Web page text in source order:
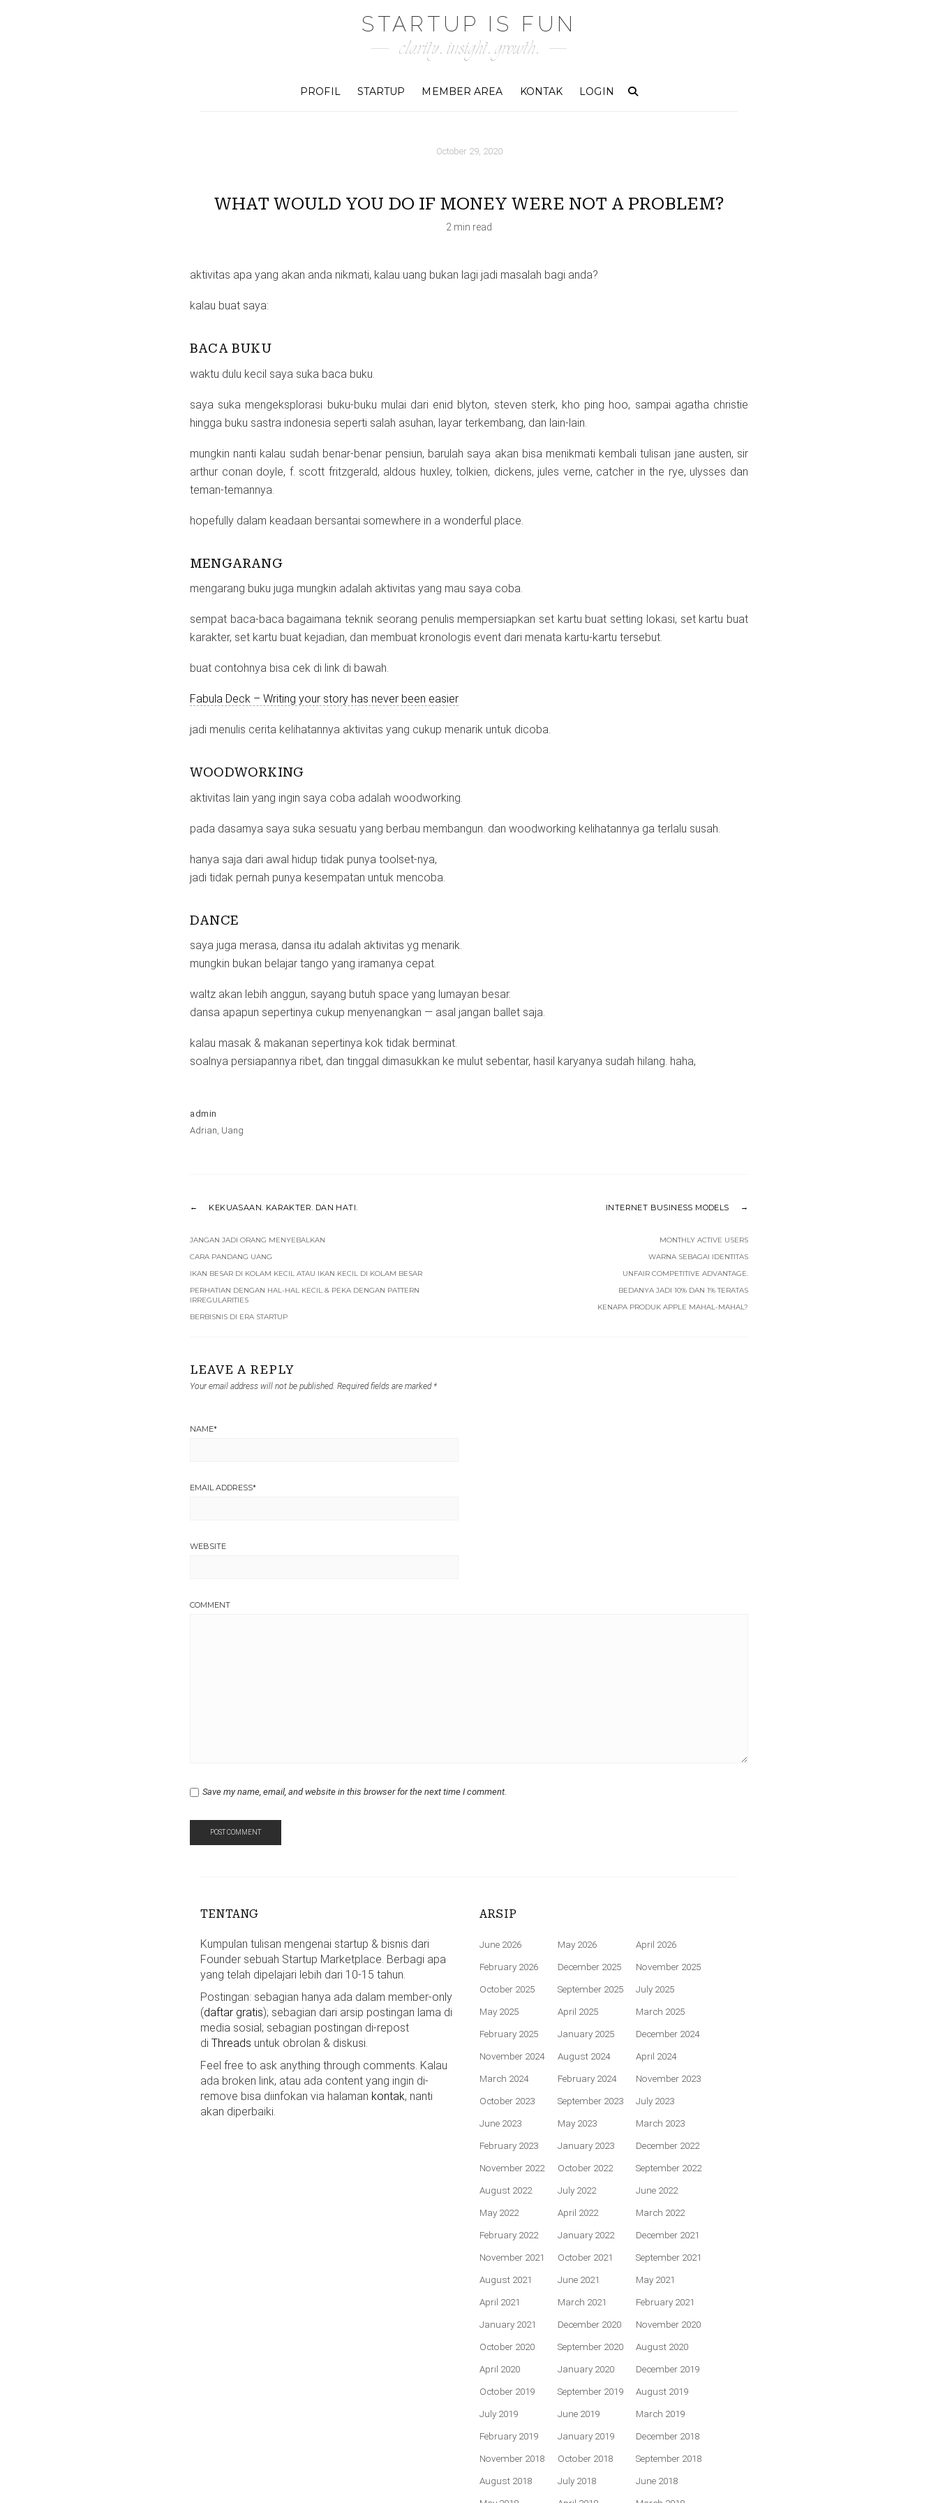
STARTUP IS FUN
clarity. insight. growth.
PROFIL STARTUP MEMBER AREA KONTAK LOGIN
October 29, 2020
WHAT WOULD YOU DO IF MONEY WERE NOT A PROBLEM?
2 min read
aktivitas apa yang akan anda nikmati, kalau uang bukan lagi jadi masalah bagi anda?
kalau buat saya:
BACA BUKU
waktu dulu kecil saya suka baca buku.
saya suka mengeksplorasi buku-buku mulai dari enid blyton, steven sterk, kho ping hoo, sampai agatha christie
hingga buku sastra indonesia seperti salah asuhan, layar terkembang, dan lain-lain.
mungkin nanti kalau sudah benar-benar pensiun, barulah saya akan bisa menikmati kembali tulisan jane austen, sir
arthur conan doyle, f. scott fritzgerald, aldous huxley, tolkien, dickens, jules verne, catcher in the rye, ulysses dan
teman-temannya.
hopefully dalam keadaan bersantai somewhere in a wonderful place.
MENGARANG
mengarang buku juga mungkin adalah aktivitas yang mau saya coba.
sempat baca-baca bagaimana teknik seorang penulis mempersiapkan set kartu buat setting lokasi, set kartu buat
karakter, set kartu buat kejadian, dan membuat kronologis event dari menata kartu-kartu tersebut.
buat contohnya bisa cek di link di bawah.
Fabula Deck – Writing your story has never been easier
jadi menulis cerita kelihatannya aktivitas yang cukup menarik untuk dicoba.
WOODWORKING
aktivitas lain yang ingin saya coba adalah woodworking.
pada dasamya saya suka sesuatu yang berbau membangun. dan woodworking kelihatannya ga terlalu susah.
hanya saja dari awal hidup tidak punya toolset-nya,
jadi tidak pernah punya kesempatan untuk mencoba.
DANCE
saya juga merasa, dansa itu adalah aktivitas yg menarik.
mungkin bukan belajar tango yang iramanya cepat.
waltz akan lebih anggun, sayang butuh space yang lumayan besar.
dansa apapun sepertinya cukup menyenangkan — asal jangan ballet saja.
kalau masak & makanan sepertinya kok tidak berminat.
soalnya persiapannya ribet, dan tinggal dimasukkan ke mulut sebentar, hasil karyanya sudah hilang. haha,
admin
Adrian, Uang
KEKUASAAN. KARAKTER. DAN HATI. INTERNET BUSINESS MODELS
JANGAN JADI ORANG MENYEBALKAN
CARA PANDANG UANG
IKAN BESAR DI KOLAM KECIL ATAU IKAN KECIL DI KOLAM BESAR
PERHATIAN DENGAN HAL-HAL KECIL & PEKA DENGAN PATTERN
IRREGULARITIES
BERBISNIS DI ERA STARTUP
MONTHLY ACTIVE USERS
WARNA SEBAGAI IDENTITAS
UNFAIR COMPETITIVE ADVANTAGE.
BEDANYA JADI 10% DAN 1% TERATAS
KENAPA PRODUK APPLE MAHAL-MAHAL?
LEAVE A REPLY
Your email address will not be published. Required fields are marked *
NAME*
EMAIL ADDRESS*
WEBSITE
COMMENT
Save my name, email, and website in this browser for the next time I comment.
TENTANG
Kumpulan tulisan mengenai startup & bisnis dari
Founder sebuah Startup Marketplace. Berbagi apa
yang telah dipelajari lebih dari 10-15 tahun.
Postingan: sebagian hanya ada dalam member-only
(daftar gratis); sebagian dari arsip postingan lama di
media sosial; sebagian postingan di-repost
di Threads untuk obrolan & diskusi.
Feel free to ask anything through comments. Kalau
ada broken link, atau ada content yang ingin di-
remove bisa diinfokan via halaman kontak, nanti
akan diperbaiki.
ARSIP
June 2026 May 2026
April 2026
February 2026
December 2025
November 2025
October 2025
September 2025
July 2025
May 2025
April 2025
March 2025
February 2025
January 2025
December 2024
November 2024
August 2024
April 2024
March 2024
February 2024
November 2023
October 2023
September 2023
July 2023
June 2023
May 2023
March 2023
February 2023
January 2023
December 2022
November 2022
October 2022
September 2022
August 2022
July 2022
June 2022
May 2022
April 2022
March 2022
February 2022
January 2022
December 2021
November 2021
October 2021
September 2021
August 2021
June 2021
May 2021
April 2021
March 2021
February 2021
January 2021
December 2020
November 2020
October 2020
September 2020
August 2020
April 2020
January 2020
December 2019
October 2019
September 2019
August 2019
July 2019
June 2019
March 2019
February 2019
January 2019
December 2018
November 2018
October 2018
September 2018
August 2018
July 2018
June 2018